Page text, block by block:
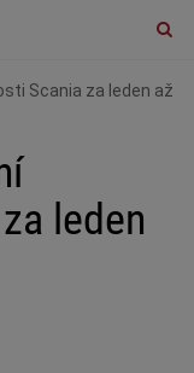
Scania za leden až
leden